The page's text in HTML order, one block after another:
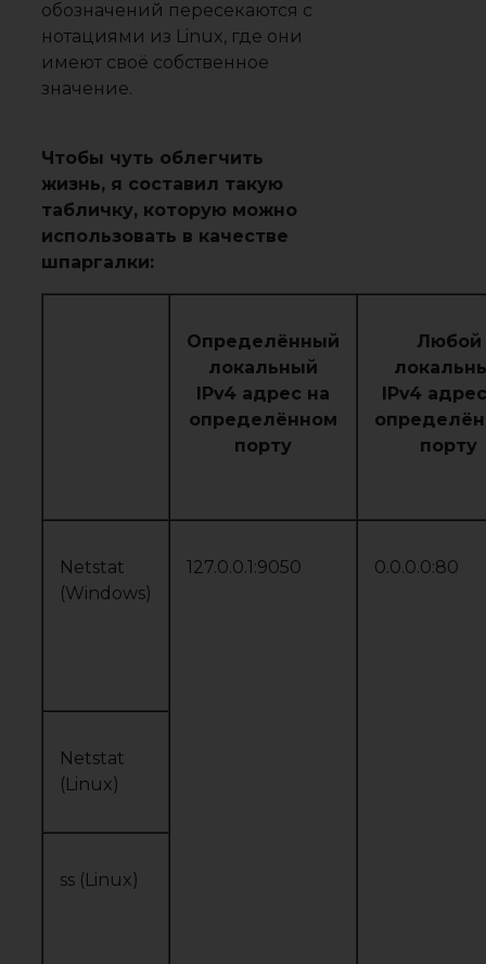
обозначений пересекаются с
нотациями из Linux, где они
имеют своё собственное
значение.
Чтобы чуть облегчить
жизнь, я составил такую
табличку, которую можно
использовать в качестве
шпаргалки:
Определённый
локальный
IPv4 адрес на
определённом
порту
Любой
IPv4
порту
Netstat
(Windows)
127.0.0.1:9050 0.0.0.0:80
Netstat
(Linux)
ss (Linux)